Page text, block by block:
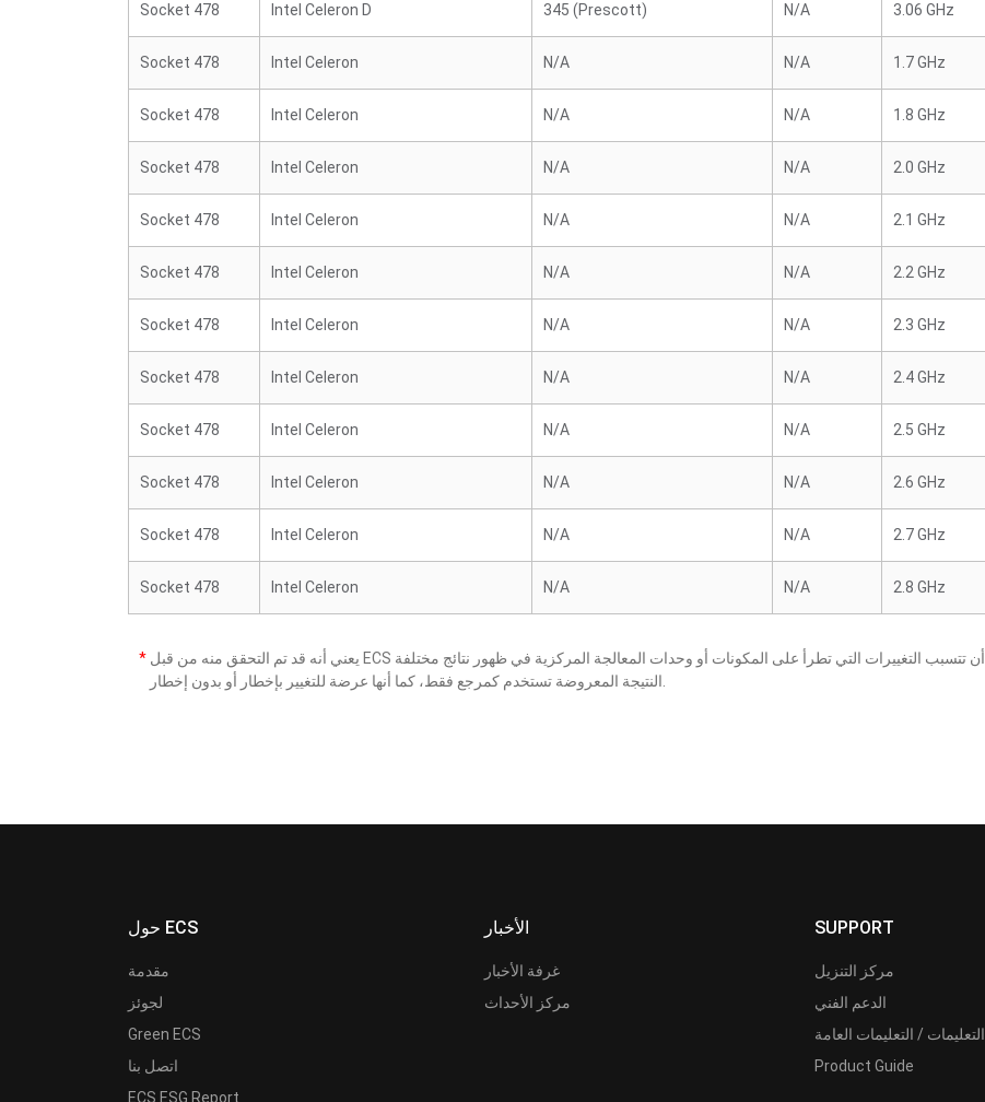
Socket 478 Intel Celeron D 345 (Prescott) N/A 3.06 GHz
Socket 478 Intel Celeron N/A N/A 1.7 GHz
Socket 478 Intel Celeron N/A N/A 1.8 GHz
Socket 478 Intel Celeron N/A N/A 2.0 GHz
Socket 478 Intel Celeron N/A N/A 2.1 GHz
Socket 478 Intel Celeron N/A N/A 2.2 GHz
Socket 478 Intel Celeron N/A N/A 2.3 GHz
Socket 478 Intel Celeron N/A N/A 2.4 GHz
Socket 478 Intel Celeron N/A N/A 2.5 GHz
Socket 478 Intel Celeron N/A N/A 2.6 GHz
Socket 478 Intel Celeron N/A N/A 2.7 GHz
Socket 478 Intel Celeron N/A N/A 2.8 GHz
*
حول ECS
مقدمة
لجوئز
Green ECS
اتصل بنا
ECS ESG Report
الأخبار
غرفة الأخبار
مركز الأحداث
SUPPORT
مركز التنزيل
الدعم الفني
التعليمات / التعليمات العامة
Product Guide